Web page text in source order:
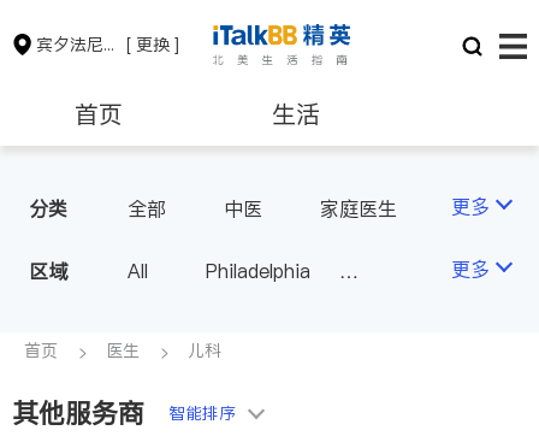
宾夕法尼亚州 [ 更换 ]
首页 生活
保险理财 房地产租售
银行贷款
建筑装修
分类 全部 中医
家庭医生
眼科
妇科
儿科
心脏科
肠胃肝脏科
更多
区域 All
Philadelphia
PA - Other Cities
更多
首页 医生 儿科
其他服务商 智能排序